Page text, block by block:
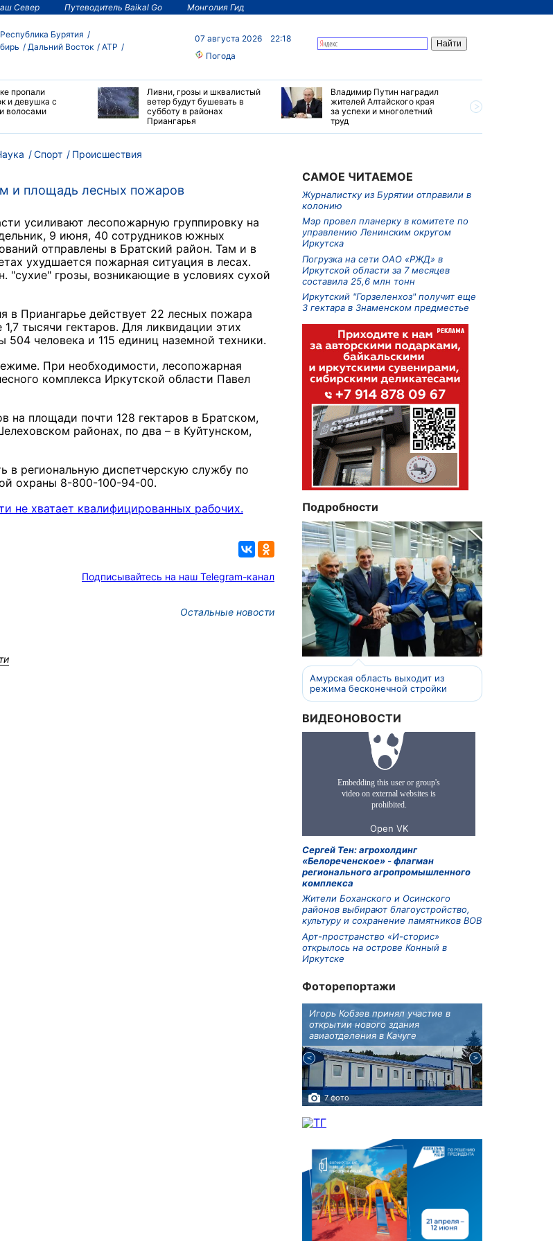
Север Путеводитель Baikal Go Монголия Гид
Республика Бурятия
Дальний Восток
АТР
07 августа 2026
22:18
Погода
пропали
и девушка с
волосами
Ливни, грозы и шквалистый
ветер будут бушевать в
субботу в районах
Приангарья
Владимир Путин наградил
жителей Алтайского края
за успехи и многолетний
труд
Спорт Происшествия
и площадь лесных пожаров
усиливают лесопожарную группировку на
9 июня, 40 сотрудников южных
отправлены в Братский район. Там и в
ухудшается пожарная ситуация в лесах.
"сухие" грозы, возникающие в условиях сухой
в Приангарье действует 22 лесных пожара
тысячи гектаров. Для ликвидации этих
504 человека и 115 единиц наземной техники.
При необходимости, лесопожарная
комплекса Иркутской области Павел
на площади почти 128 гектаров в Братском,
районах, по два – в Куйтунском,
региональную диспетчерскую службу по
охраны 8-800-100-94-00.
не хватает квалифицированных рабочих.
Подписывайтесь на наш Telegram-канал
Остальные новости
САМОЕ ЧИТАЕМОЕ
Журналистку из Бурятии отправили в
колонию
Мэр провел планерку в комитете по
управлению Ленинским округом
Иркутска
Погрузка на сети ОАО «РЖД» в
Иркутской области за 7 месяцев
составила 25,6 млн тонн
Иркутский "Горзеленхоз" получит еще
3 гектара в Знаменском предместье
Подробности
Амурская область выходит из
режима бесконечной стройки
ВИДЕОНОВОСТИ
Сергей Тен: агрохолдинг
«Белореченское» - флагман
регионального агропромышленного
комплекса
Жители Боханского и Осинского
районов выбирают благоустройство,
культуру и сохранение памятников ВОВ
Арт-пространство «И-сторис»
открылось на острове Конный в
Иркутске
Фоторепортажи
Игорь Кобзев принял участие в
открытии нового здания
авиаотделения в Качуге
7 фото